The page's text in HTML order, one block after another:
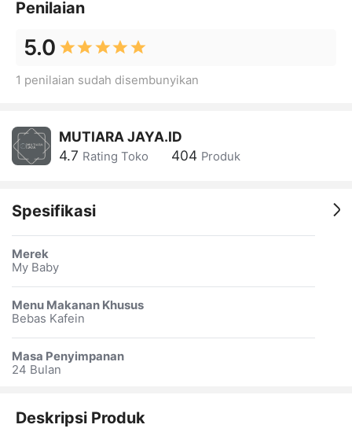
Penilaian
5.0
1 penilaian sudah disembunyikan
MUTIARA JAYA.ID
4.7 Rating Toko 404 Produk
Spesifikasi
Merek
My Baby
Menu Makanan Khusus
Bebas Kafein
Masa Penyimpanan
24 Bulan
Deskripsi Produk